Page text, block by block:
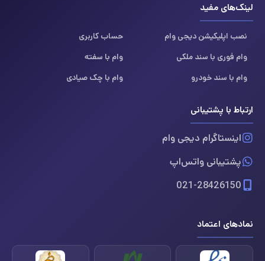
لینک‌های مفید
نصب اپلیکیشن دیجی وام
حساب کاربری
وام فوری با سند ملکی
وام با سفته
وام با سند خودرو
وام با چک صیادی
ارتباط با پشتیبانی
اینستاگرام دیجی وام
پشتیبانی واتس‌اپ
021-28426150
نمادهای اعتماد